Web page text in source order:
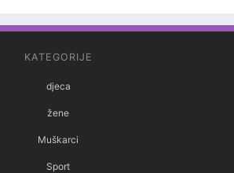
KATEGORIJE
djeca
žene
Muškarci
Sport